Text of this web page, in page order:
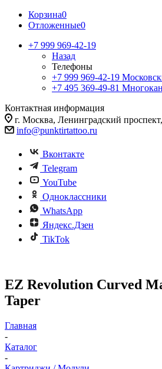
Корзина0
Отложенные0
+7 999 969-42-19
Назад
Телефоны
+7 999 969-42-19
+7 495 369-49-81
Контактная информация
г. Москва, Ленинградский
info@punktirtattoo.ru
Вконтакте
Telegram
YouTube
Одноклассники
WhatsApp
Яндекс.Дзен
TikTok
EZ Revolution Curved
Taper
Главная
-
Каталог
-